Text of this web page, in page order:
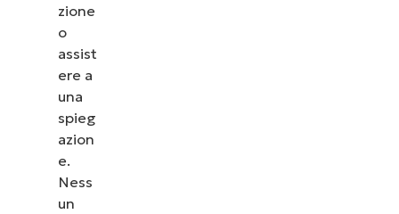
zione
o
assist
ere a
una
spieg
azion
e.
Ness
un